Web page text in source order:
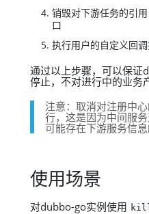
销毁对下游任务的引
口
执行用户的自定义回
通过以上步骤，可以保证
停止，不对进行中的业务
注意：取消对注册中
行，这是因为中间服
可能存在下游服务信
使用场景
对dubbo-go实例使用